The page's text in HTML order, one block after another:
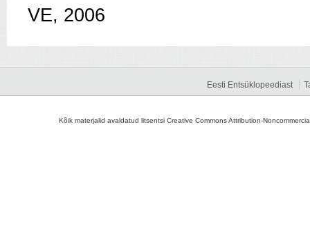
VE, 2006
Eesti Entsüklopeediast
Kõik materjalid avaldatud litsentsi Creative Commons Attribution-